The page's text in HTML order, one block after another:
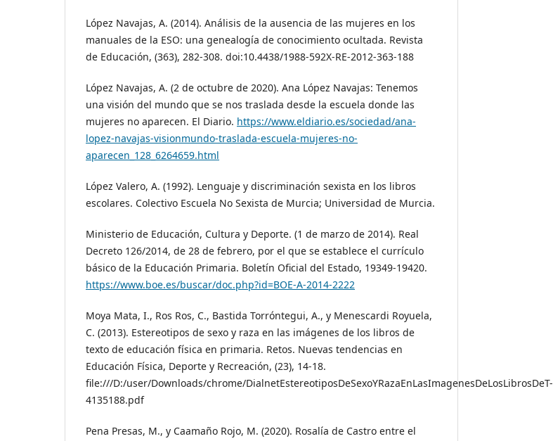
López Navajas, A. (2014). Análisis de la ausencia de las mujeres en los
manuales de la ESO: una genealogía de conocimiento ocultada. Revista
de Educación, (363), 282-308. doi:10.4438/1988-592X-RE-2012-363-188
López Navajas, A. (2 de octubre de 2020). Ana López Navajas: Tenemos
una visión del mundo que se nos traslada desde la escuela donde las
mujeres no aparecen. El Diario. https://www.eldiario.es/sociedad/ana-
lopez-navajas-visionmundo-traslada-escuela-mujeres-no-
aparecen_128_6264659.html
López Valero, A. (1992). Lenguaje y discriminación sexista en los libros
escolares. Colectivo Escuela No Sexista de Murcia; Universidad de Murcia.
Ministerio de Educación, Cultura y Deporte. (1 de marzo de 2014). Real
Decreto 126/2014, de 28 de febrero, por el que se establece el currículo
básico de la Educación Primaria. Boletín Oficial del Estado, 19349-19420.
https://www.boe.es/buscar/doc.php?id=BOE-A-2014-2222
Moya Mata, I., Ros Ros, C., Bastida Torróntegui, A., y Menescardi Royuela,
C. (2013). Estereotipos de sexo y raza en las imágenes de los libros de
texto de educación física en primaria. Retos. Nuevas tendencias en
Educación Física, Deporte y Recreación, (23), 14-18.
file:///D:/user/Downloads/chrome/DialnetEstereotiposDeSexoYRazaEnLasImagenesDeLosLibrosDeT-
4135188.pdf
Pena Presas, M., y Caamaño Rojo, M. (2020). Rosalía de Castro entre el